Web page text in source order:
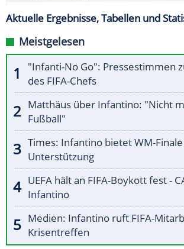
Aktuelle Ergebnisse, Tabellen und
Meistgelesen
"Infanti-No Go": Pressestimmen
des FIFA-Chefs
Matthäus über Infantino: "Nicht
Fußball"
Times: Infantino bietet WM-
Unterstützung
UEFA hält an FIFA-Boykott fest -
Infantino
Medien: Infantino ruft FIFA-
Krisentreffen